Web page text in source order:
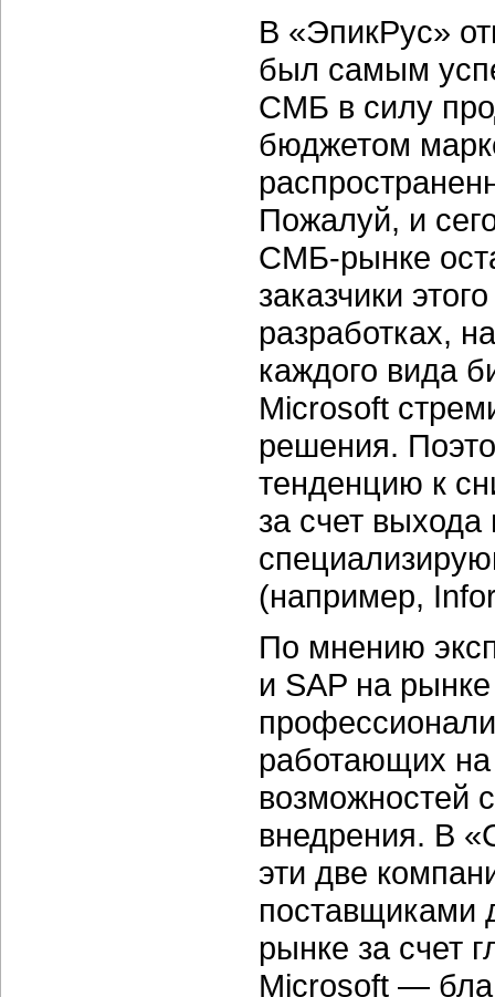
В «ЭпикРус»
был самым
СМБ в силу
бюджетом
Пожалуй, и
СМБ-рынке
заказчики
разработках,
каждого вида
Microsoft
решения.
тенденцию к
за счет выхода
(например,
По мнению
и SAP на
работающих на
возможностей
внедрения. В
эти две
поставщиками
рынке за счет
Microsoft —